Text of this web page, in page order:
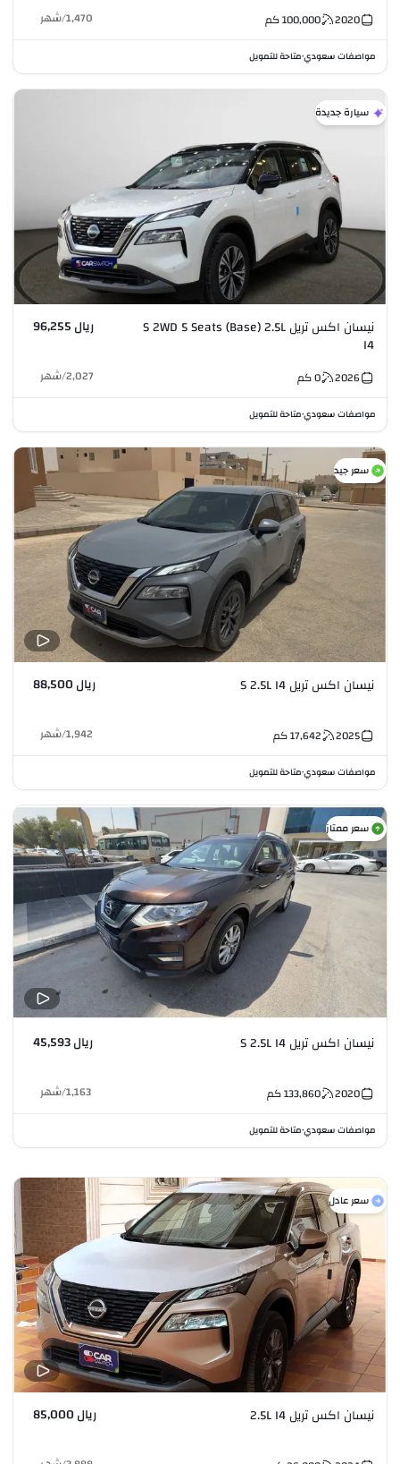
2020
100,000كم 1,470
/شهر
مواصفات سعودي•متاحة للتمويل
سيارة جديدة
نيسان اكس تريل S 2WD 5 Seats (Base) 2.5L
I4
ريال 96,255
2026
0كم 2,027
/شهر
مواصفات سعودي•متاحة للتمويل
سعر جيد
نيسان اكس تريل S 2.5L I4 ريال 88,500
2025
17,642كم 1,942
/شهر
مواصفات سعودي•متاحة للتمويل
سعر ممتاز
نيسان اكس تريل S 2.5L I4 ريال 45,593
2020
133,860كم 1,163
/شهر
مواصفات سعودي•متاحة للتمويل
سعر عادل
نيسان اكس تريل 2.5L I4 ريال 85,000